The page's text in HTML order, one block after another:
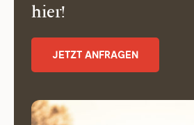
hier!
JETZT ANFRAGEN